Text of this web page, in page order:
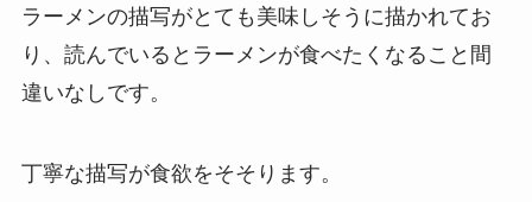
ラーメンの描写がとても美味しそうに描かれてお
り、読んでいるとラーメンが食べたくなること間
違いなしです。
丁寧な描写が食欲をそそります。